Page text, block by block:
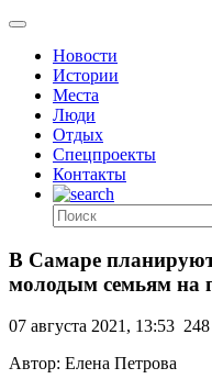
Новости
Истории
Места
Люди
Отдых
Спецпроекты
Контакты
В Самаре
молодым семьям на
07 августа 2021, 13:53 248
Автор: Елена Петрова